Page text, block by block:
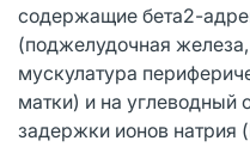
содержащие бета2-
(поджелудочная
мускулатура
матки) и на углеводный
задержки ионов натрия